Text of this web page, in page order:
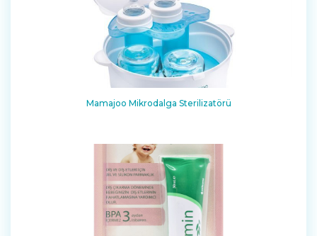
Mamajoo Mikrodalga Sterilizatörü